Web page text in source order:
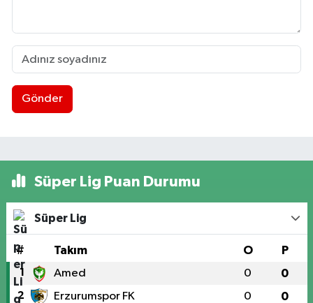
Gönder
Süper Lig Puan Durumu
Süper Lig
# Takım O P
1 Amed 0 0
2 Erzurumspor FK 0 0